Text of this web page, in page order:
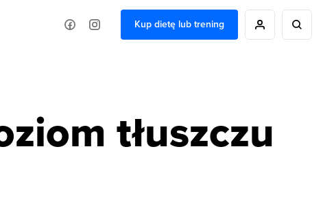
Kup dietę lub trening
tłuszczu